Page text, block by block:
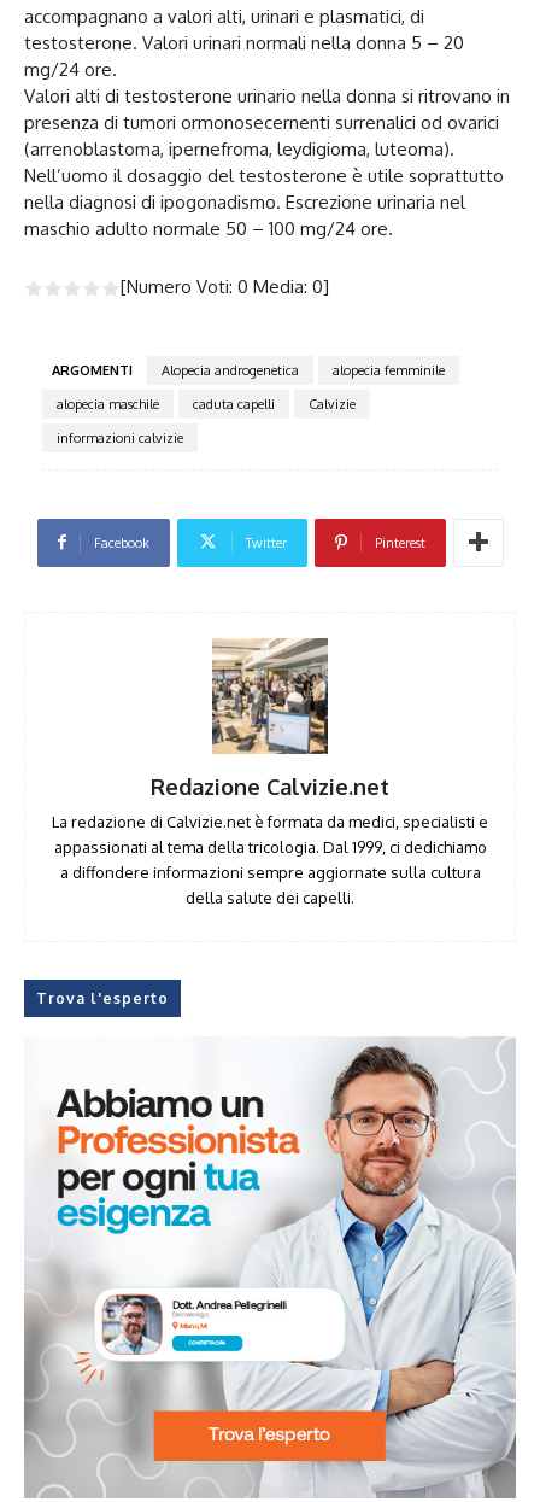
accompagnano a valori alti, urinari e plasmatici, di
testosterone. Valori urinari normali nella donna 5 – 20
mg/24 ore.
Valori alti di testosterone urinario nella donna si ritrovano in
presenza di tumori ormonosecernenti surrenalici od ovarici
(arrenoblastoma, ipernefroma, leydigioma, luteoma).
Nell’uomo il dosaggio del testosterone è utile soprattutto
nella diagnosi di ipogonadismo. Escrezione urinaria nel
maschio adulto normale 50 – 100 mg/24 ore.
[Numero Voti: 0 Media: 0]
ARGOMENTI Alopecia androgenetica
alopecia femminile
alopecia maschile
caduta capelli
Calvizie
informazioni calvizie
Facebook Twitter Pinterest
Redazione Calvizie.net
La redazione di Calvizie.net è formata da medici, specialisti e
appassionati al tema della tricologia. Dal 1999, ci dedichiamo
a diffondere informazioni sempre aggiornate sulla cultura
della salute dei capelli.
Trova l'esperto